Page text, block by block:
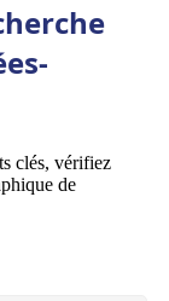
clés, vérifiez
de